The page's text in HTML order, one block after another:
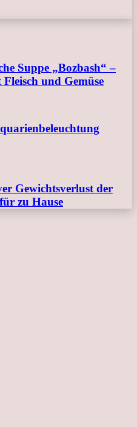
Suppe „Bozbash“ –
und Gemüse
Gewichtsverlust der
zu Hause